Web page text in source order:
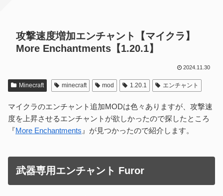
攻撃速度増加エンチャント【マイクラ】
More Enchantments【1.20.1】
2024.11.30
Minecraft minecraft mod 1.20.1 エンチャント
マイクラのエンチャント追加MODは色々ありますが、攻撃速
度を上昇させるエンチャントが欲しかったので探したところ
『More Enchantments 』が見つかったので紹介します。
武器専用エンチャント Furor